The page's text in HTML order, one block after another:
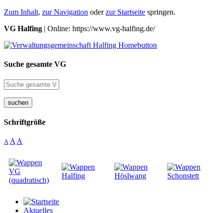
Zum Inhalt, zur Navigation oderzur Startseite springen.
VG Halfing | Online: https://www.vg-halfing.de/
Suche gesamte VG
suchen
Schriftgröße
A A A
Aktuelles